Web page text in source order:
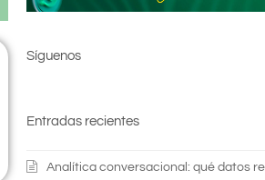
Síguenos
Entradas recientes
Analítica conversacional: qué datos